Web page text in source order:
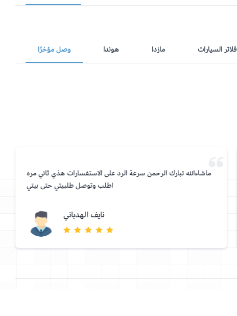
وصل مؤخرًا هوندا مازدا فلاتر السيارات
ماشاءالله تبارك الرحمن سرعة الرد على الاستفسارات هذي ثاني مره
اطلب وتوصل طلبيتي حتى بيتي
نايف الهدباني